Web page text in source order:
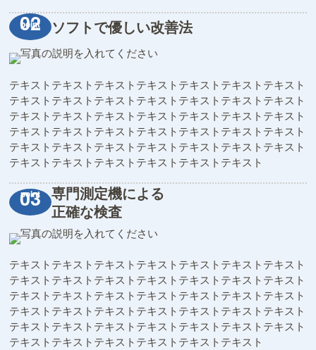
ソフトで優しい改善法
テキストテキストテキストテキストテキストテキストテキスト
テキストテキストテキストテキストテキストテキストテキスト
テキストテキストテキストテキストテキストテキストテキスト
テキストテキストテキストテキストテキストテキストテキスト
テキストテキストテキストテキストテキストテキストテキスト
テキストテキストテキストテキストテキストテキスト
専門測定機による
正確な検査
テキストテキストテキストテキストテキストテキストテキスト
テキストテキストテキストテキストテキストテキストテキスト
テキストテキストテキストテキストテキストテキストテキスト
テキストテキストテキストテキストテキストテキストテキスト
テキストテキストテキストテキストテキストテキストテキスト
テキストテキストテキストテキストテキストテキスト